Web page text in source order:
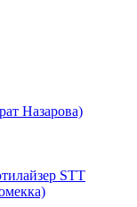
Назарова)
STT